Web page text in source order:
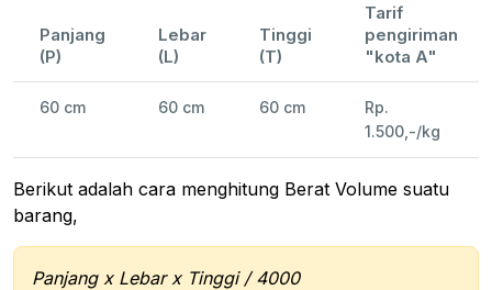
Panjang
(P)
Lebar
(L)
Tinggi
(T)
Tarif
pengiriman
"kota A"
60 cm 60 cm 60 cm
Rp.
1.500,-/kg
Berikut adalah cara menghitung Berat Volume suatu
barang,
Panjang x Lebar x Tinggi / 4000